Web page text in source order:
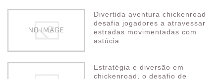
Divertida aventura chickenroad
desafia jogadores a atravessar
estradas movimentadas com
astúcia
Estratégia e diversão em
chickenroad, o desafio de